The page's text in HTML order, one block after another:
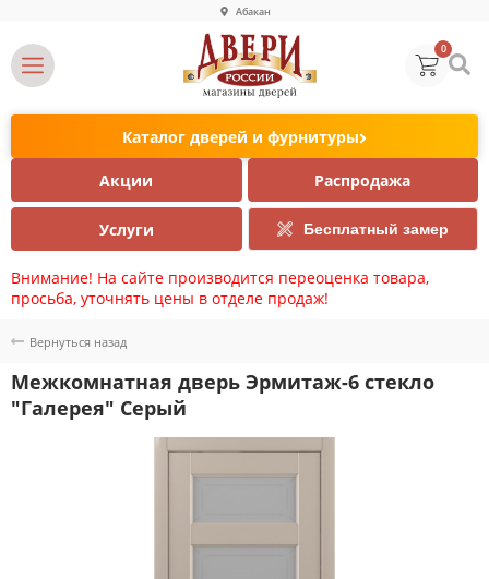
Абакан
0
Каталог дверей и фурнитуры
Акции Распродажа
Услуги Бесплатный замер
Внимание! На сайте производится переоценка товара,
просьба, уточнять цены в отделе продаж!
Вернуться назад
Межкомнатная дверь Эрмитаж-6 стекло
"Галерея" Серый